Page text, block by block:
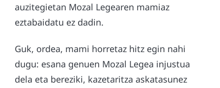
auzitegietan Mozal Legearen mamiaz
eztabaidatu ez dadin.
Guk, ordea, mami horretaz hitz egin nahi
dugu: esana genuen Mozal Legea injustua
dela eta bereziki, kazetaritza askatasunez